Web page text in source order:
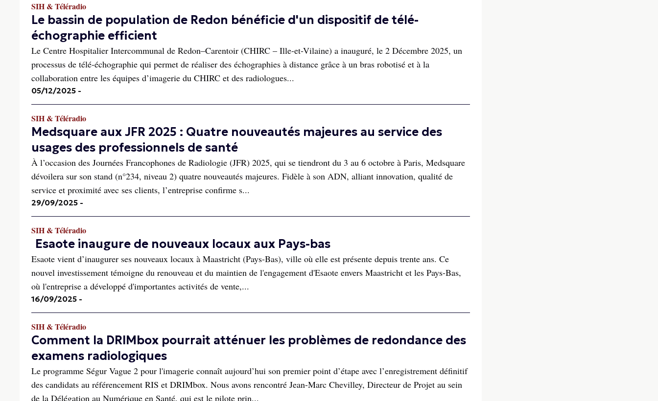
SIH & Téléradio
Le bassin de population de Redon bénéficie d'un dispositif de télé-
échographie efficient
Le Centre Hospitalier Intercommunal de Redon–Carentoir (CHIRC – Ille-et-Vilaine) a inauguré, le 2 Décembre 2025, un
processus de télé-échographie qui permet de réaliser des échographies à distance grâce à un bras robotisé et à la
collaboration entre les équipes d’imagerie du CHIRC et des radiologues...
05/12/2025 -
SIH & Téléradio
Medsquare aux JFR 2025 : Quatre nouveautés majeures au service des
usages des professionnels de santé
À l’occasion des Journées Francophones de Radiologie (JFR) 2025, qui se tiendront du 3 au 6 octobre à Paris, Medsquare
dévoilera sur son stand (n°234, niveau 2) quatre nouveautés majeures. Fidèle à son ADN, alliant innovation, qualité de
service et proximité avec ses clients, l’entreprise confirme s...
29/09/2025 -
SIH & Téléradio
Esaote inaugure de nouveaux locaux aux Pays-bas
Esaote vient d’inaugurer ses nouveaux locaux à Maastricht (Pays-Bas), ville où elle est présente depuis trente ans. Ce
nouvel investissement témoigne du renouveau et du maintien de l'engagement d'Esaote envers Maastricht et les Pays-Bas,
où l'entreprise a développé d'importantes activités de vente,...
16/09/2025 -
SIH & Téléradio
Comment la DRIMbox pourrait atténuer les problèmes de redondance des
examens radiologiques
Le programme Ségur Vague 2 pour l'imagerie connaît aujourd’hui son premier point d’étape avec l’enregistrement définitif
des candidats au référencement RIS et DRIMbox. Nous avons rencontré Jean-Marc Chevilley, Directeur de Projet au sein
de la Délégation au Numérique en Santé, qui est le pilote prin...